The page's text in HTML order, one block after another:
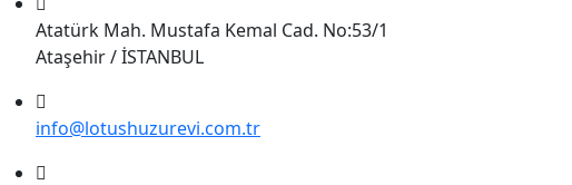
Atatürk Mah. Mustafa Kemal Cad. No:53/1
Ataşehir / İSTANBUL
info@lotushuzurevi.com.tr